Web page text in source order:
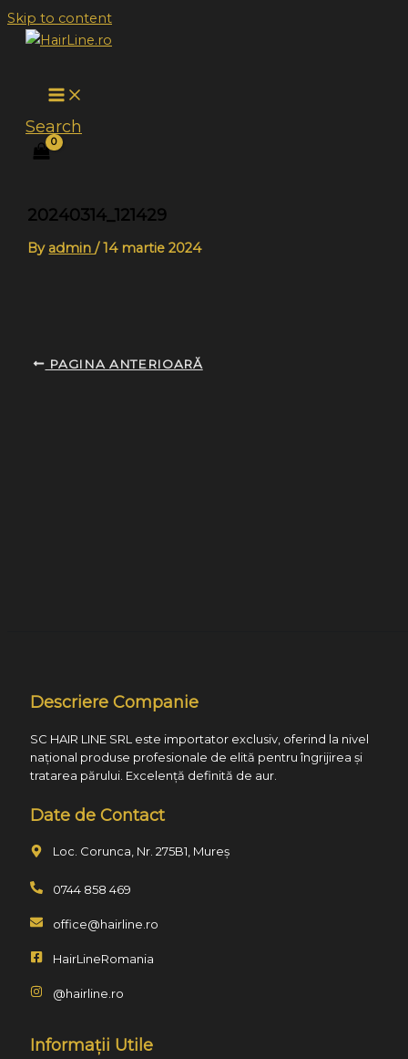
Skip to content
Search
20240314_121429
By admin/14 martie 2024
PAGINA ANTERIOARĂ
Descriere Companie
SC HAIR LINE SRL este importator exclusiv, oferind la nivel
național produse profesionale de elită pentru îngrijirea și
tratarea părului. Excelență definită de aur.
Date de Contact
Loc. Corunca, Nr. 275B1, Mureș
0744 858 469
office@hairline.ro
HairLineRomania
@hairline.ro
Informații Utile